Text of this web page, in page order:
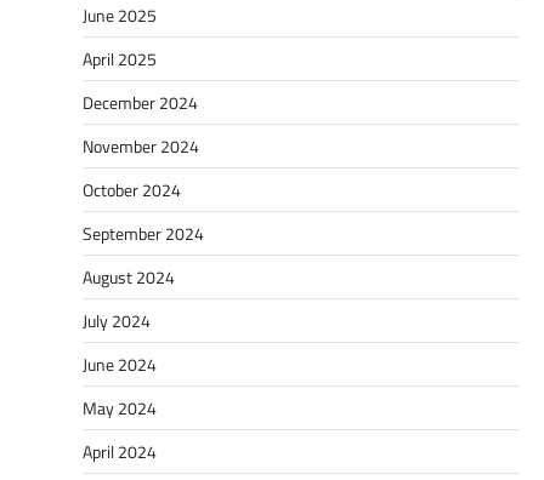
June 2025
April 2025
December 2024
November 2024
October 2024
September 2024
August 2024
July 2024
June 2024
May 2024
April 2024